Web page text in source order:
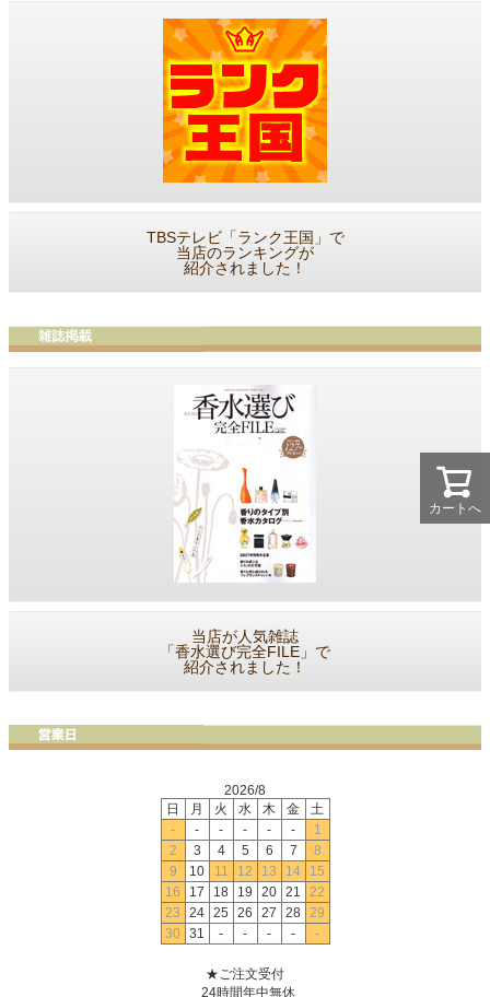
カートへ
TBSテレビ「ランク王国」で
当店のランキングが
紹介されました！
当店が人気雑誌
「香水選び完全FILE」で
紹介されました！
2026/8
日
月 火 水 木 金
土
-
- - - - -
1
2
3 4 5 6 7
8
9
10 11 12 13 14
15
16
17 18 19 20 21
22
23
24 25 26 27 28
29
30
31 - - - - -
★ご注文受付
24時間年中無休